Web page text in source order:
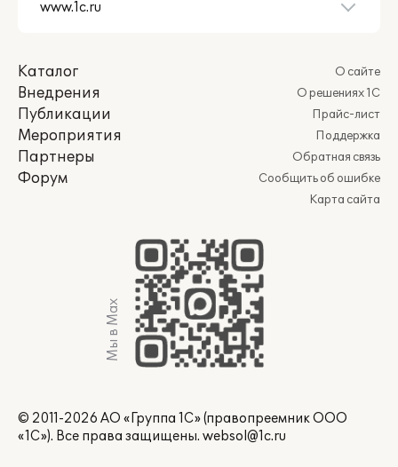
Каталог
Внедрения
Публикации
Мероприятия
Партнеры
Форум
О сайте
О решениях 1С
Прайс-лист
Поддержка
Обратная связь
Сообщить об ошибке
Карта сайта
Мы в Max
© 2011-2026 АО «Группа 1С» (правопреемник ООО
«1С»). Все права защищены. websol@1c.ru